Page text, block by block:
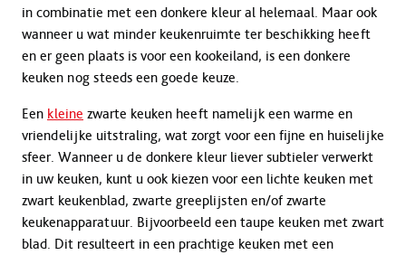
in combinatie met een donkere kleur al helemaal. Maar ook
wanneer u wat minder keukenruimte ter beschikking heeft
en er geen plaats is voor een kookeiland, is een donkere
keuken nog steeds een goede keuze.
Een kleine zwarte keuken heeft namelijk een warme en
vriendelijke uitstraling, wat zorgt voor een fijne en huiselijke
sfeer. Wanneer u de donkere kleur liever subtieler verwerkt
in uw keuken, kunt u ook kiezen voor een lichte keuken met
zwart keukenblad, zwarte greeplijsten en/of zwarte
keukenapparatuur. Bijvoorbeeld een taupe keuken met zwart
blad. Dit resulteert in een prachtige keuken met een